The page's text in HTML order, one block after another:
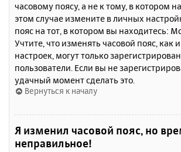
часовому поясу, а не к тому, в котором
этом случае измените в личных
пояс на тот, в котором вы находитесь:
Учтите, что изменять часовой пояс, как
настроек, могут только
пользователи. Если вы не
удачный момент сделать это.
Вернуться к началу
Я изменил часовой пояс, но
неправильное!